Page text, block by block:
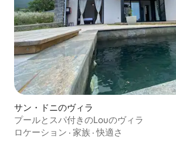
サン・ドニのヴィラ
プールとスパ付きのLouのヴィラ
ロケーション · 家族 ·快適さ